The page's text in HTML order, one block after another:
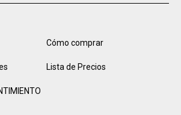
Cómo comprar
Lista de Precios